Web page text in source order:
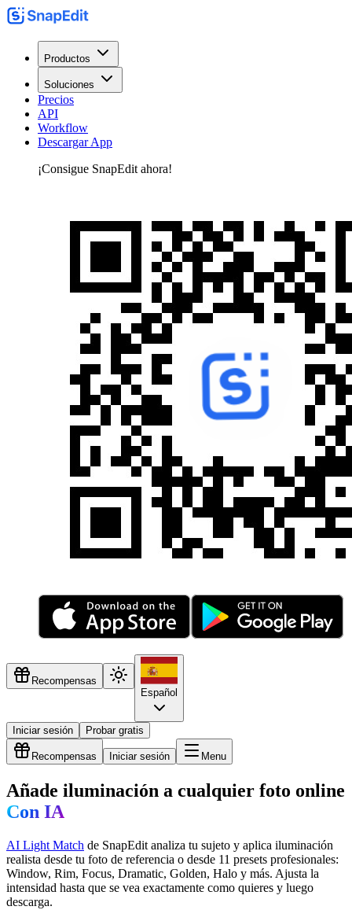
Productos
Soluciones
Precios
API
Workflow
Descargar App
¡Consigue SnapEdit ahora!
Recompensas
Español
Iniciar sesión Probar gratis
Recompensas Iniciar sesión Menu
Añade iluminación a cualquier foto online
Con IA
AI Light Match de SnapEdit analiza tu sujeto y aplica iluminación
realista desde tu foto de referencia o desde 11 presets profesionales:
Window, Rim, Focus, Dramatic, Golden, Halo y más. Ajusta la
intensidad hasta que se vea exactamente como quieres y luego
descarga.